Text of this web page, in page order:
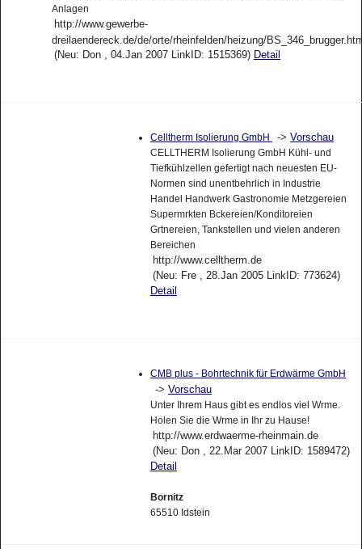
Anlagen
http://www.gewerbe-
dreilaendereck.de/de/orte/rheinfelden/heizung/
(Neu: Don , 04.Jan 2007 LinkID: 1515369) Detail
Celltherm Isolierung GmbH -> Vorschau
CELLTHERM Isolierung GmbH Kühl- und
Tiefkühlzellen gefertigt nach neuesten EU-
Normen sind unentbehrlich in Industrie
Handel Handwerk Gastronomie Metzgereien
Supermrkten Bckereien/Konditoreien
Grtnereien, Tankstellen und vielen anderen
Bereichen
http://www.celltherm.de
(Neu: Fre , 28.Jan 2005 LinkID: 773624)
Detail
CMB plus - Bohrtechnik für Erdwärme GmbH
-> Vorschau
Unter Ihrem Haus gibt es endlos viel Wrme.
Holen Sie die Wrme in Ihr zu Hause!
http://www.erdwaerme-rheinmain.de
(Neu: Don , 22.Mar 2007 LinkID: 1589472)
Detail
Bornitz
65510 Idstein